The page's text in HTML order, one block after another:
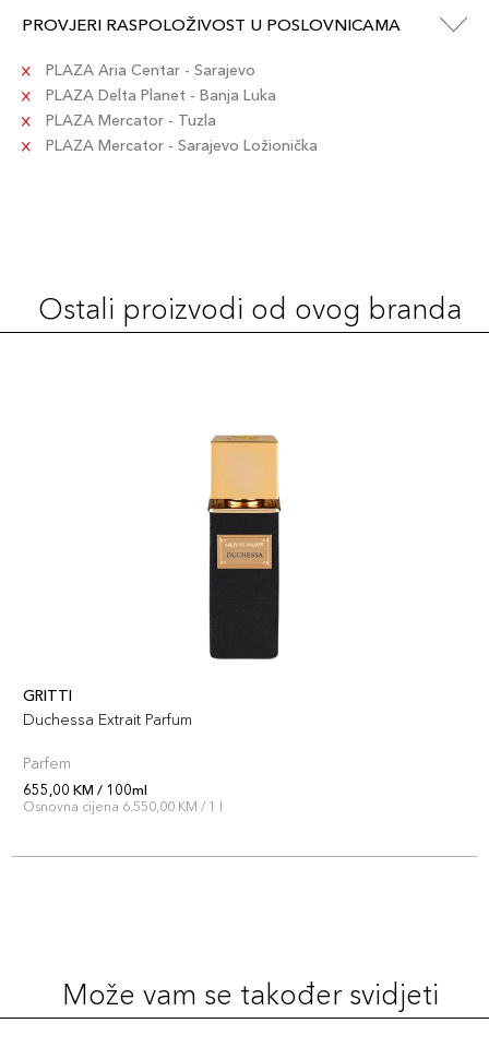
PROVJERI RASPOLOŽIVOST U POSLOVNICAMA
PLAZA Aria Centar - Sarajevo
PLAZA Delta Planet - Banja Luka
PLAZA Mercator - Tuzla
PLAZA Mercator - Sarajevo Ložionička
Ostali proizvodi od ovog branda
GRITTI
Duchessa Extrait Parfum
Parfem
655,00 KM / 100ml
Osnovna cijena 6.550,00 KM / 1 l
Može vam se također svidjeti